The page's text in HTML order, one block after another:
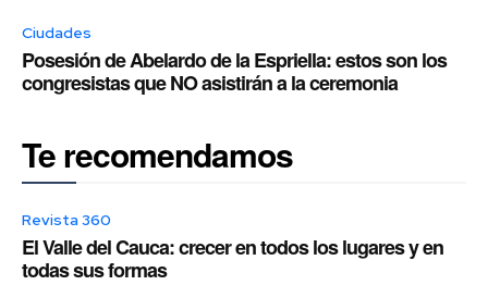
Ciudades
Posesión de Abelardo de la Espriella: estos son los
congresistas que NO asistirán a la ceremonia
Te recomendamos
Revista 360
El Valle del Cauca: crecer en todos los lugares y en
todas sus formas